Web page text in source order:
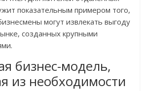
показательным примером того,
могут извлекать выгоду
созданных крупными
бизнес-модель,
из необходимости